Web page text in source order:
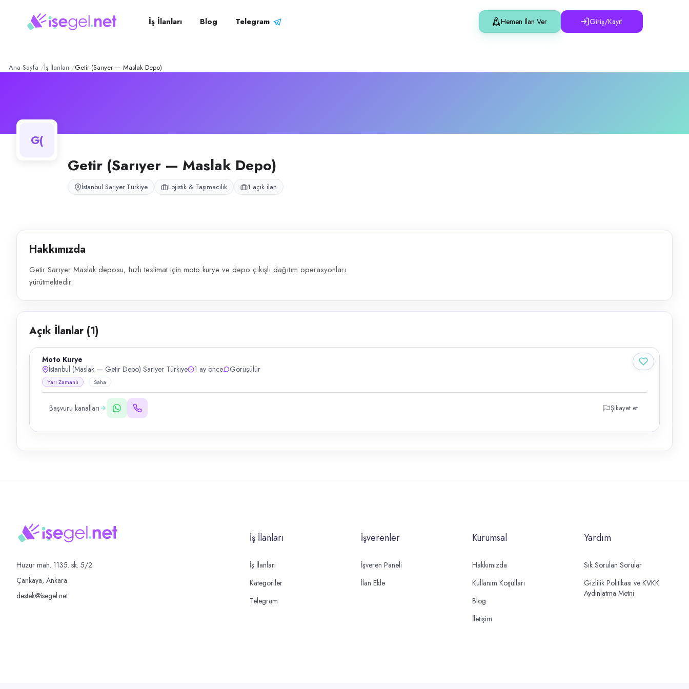
(Sarıyer — Maslak Depo) – Şirket Profili
Getir Sarıyer Maslak deposu, hızlı teslimat için moto kurye ve depo çıkışlı dağıtım operasyonları yürütmektedir.
pozisyonlar
Moto Kurye
İş İlanları Blog Telegram Hemen İlan Ver Giriş/Kayıt
Ana Sayfa İş İlanları Getir (Sarıyer — Maslak Depo)
G(
Getir (Sarıyer — Maslak Depo)
İstanbul Sarıyer Türkiye Lojistik & Taşımacılık 1 açık ilan
Hakkımızda
Getir Sarıyer Maslak deposu, hızlı teslimat için moto kurye ve depo çıkışlı dağıtım operasyonları
yürütmektedir.
Açık İlanlar (1)
Moto Kurye
İstanbul (Maslak — Getir Depo) Sarıyer Türkiye
1 ay önce Görüşülür
Yarı Zamanlı Saha
Başvuru kanalları Şikayet et
Huzur mah. 1135. sk. 5/2
Çankaya, Ankara
destek@isegel.net
İş İlanları
İş İlanları
Kategoriler
Telegram
İşverenler
İşveren Paneli
İlan Ekle
Kurumsal
Hakkımızda
Kullanım Koşulları
Blog
İletişim
Yardım
Sık Sorulan Sorular
Gizlilik Politikası ve KVKK
Aydınlatma Metni